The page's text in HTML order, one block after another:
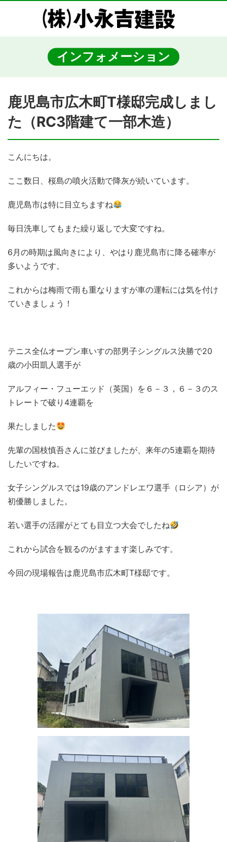
インフォメーション
鹿児島市広木町T様邸完成しまし
た（RC3階建て一部木造）
こんにちは。
ここ数日、桜島の噴火活動で降灰が続いています。
鹿児島市は特に目立ちますね
毎日洗車してもまた繰り返しで大変ですね。
6月の時期は風向きにより、やはり鹿児島市に降る確率が
多いようです。
これからは梅雨で雨も重なりますが車の運転には気を付け
ていきましょう！
テニス全仏オープン車いすの部男子シングルス決勝で20
歳の小田凱人選手が
アルフィー・フューエッド（英国）を６－３，６－３のス
トレートで破り4連覇を
果たしました
先輩の国枝慎吾さんに並びましたが、来年の5連覇を期待
したいですね。
女子シングルスでは19歳のアンドレエワ選手（ロシア）が
初優勝しました。
若い選手の活躍がとても目立つ大会でしたね
これから試合を観るのがますます楽しみです。
今回の現場報告は鹿児島市広木町T様邸です。